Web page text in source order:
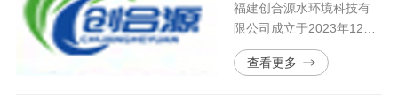
福建创合源水环境科技有
限公司成立于2023年12
月，主营业务为水处理技
术的优化及提升、设备的
查看更多